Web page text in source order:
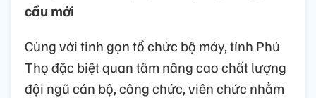
cầu mới
Cùng với tinh gọn tổ chức bộ máy, tỉnh Phú
Thọ đặc biệt quan tâm nâng cao chất lượng
đội ngũ cán bộ, công chức, viên chức nhằm